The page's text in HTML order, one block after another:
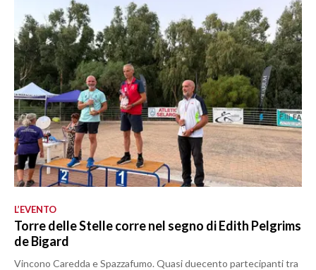
L’EVENTO
Torre delle Stelle corre nel segno di Edith Pelgrims
de Bigard
Vincono Caredda e Spazzafumo. Quasi duecento partecipanti tra